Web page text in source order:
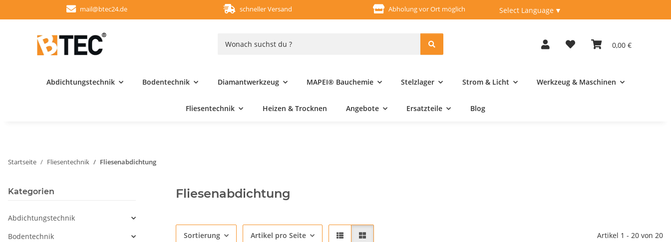
mail@btec24.de schneller Versand Abholung vor Ort möglich Fachberatung unter
Select Language ▼
0,00 €
Abdichtungstechnik Bodentechnik Diamantwerkzeug MAPEI® Bauchemie Stelzlager Strom & Licht Werkzeug & Maschinen
Fliesentechnik Heizen & Trocknen Angebote Ersatzteile Blog
Startseite Fliesentechnik Fliesenabdichtung
Fliesenabdichtung
Sortierung Artikel pro Seite Artikel 1 - 20 von 20
Kategorien
Abdichtungstechnik
Bodentechnik